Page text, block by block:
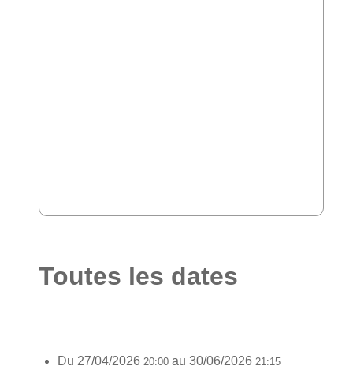
Toutes les dates
Du 27/04/2026 20:00 au 30/06/2026 21:15